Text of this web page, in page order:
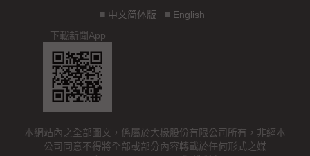
■ 中文简体版 ■ English
下載新聞App
本網站內之全部圖文，係屬於大椽股份有限公司所有，非經本
公司同意不得將全部或部分內容轉載於任何形式之媒